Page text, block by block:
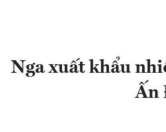
Nga xuất khẩu
Ấn